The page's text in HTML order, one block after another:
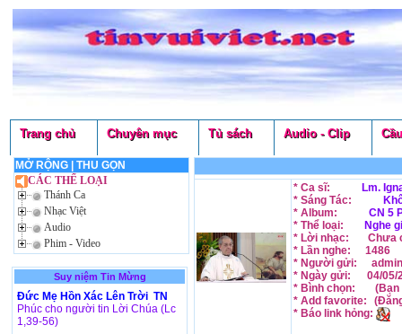
Trang chủ Chuyên mục Tủ sách Audio - Clip
MỞ RỘNG
THU GỌN
CÁC THỂ LOẠI
Thánh Ca
Nhạc Việt
Audio
Phim - Video
Suy niệm Tin Mừng
Đức Mẹ Hồn Xác Lên Trời TN
Phúc cho người tin Lời Chúa (Lc
1,39-56)
* Ca sĩ:
Lm.
* Sáng Tác:
* Album:
CN 5
* Thể loại:
Nghe
* Lời nhạc:
Chưa
* Lần nghe:
1486
* Người gửi:
admin
* Ngày gửi:
04/05/
* Bình chọn:
(Bạn
* Add favorite:
* Báo link hỏng: